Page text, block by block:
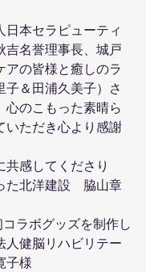
日本セラピューティ
吉名誉理事長、城戸
アの皆様と癒しのラ
子＆田浦久美子）さ
心のこもった素晴ら
いただき心より感謝
感してくださり
た北洋建設　脇山章
ラボグッズを制作し
人健脳リハビリテー
子様